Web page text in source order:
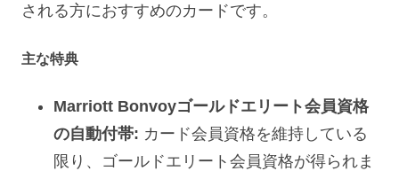
される方におすすめのカードです。
主な特典
Marriott Bonvoyゴールドエリート会員資格
の自動付帯: カード会員資格を維持している
限り、ゴールドエリート会員資格が得られま